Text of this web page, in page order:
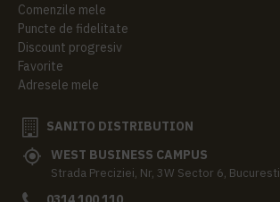
Comenzile mele
Puncte de fidelitate
Discount progresiv
Favorite
Adresele mele
SANITO DISTRIBUTION
WEST BUSINESS CAMPUS
Strada Preciziei, Nr, 3W Sector 6, Bucuresti